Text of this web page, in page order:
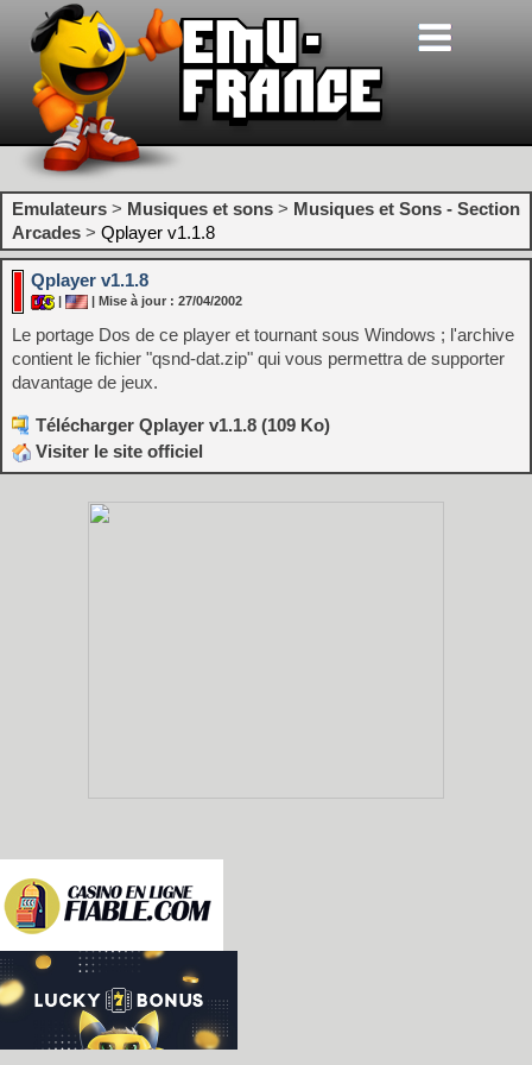
Emulateurs > Musiques et sons > Musiques et Sons - Section
Arcades > Qplayer v1.1.8
Qplayer v1.1.8
| | Mise à jour : 27/04/2002
Le portage Dos de ce player et tournant sous Windows ; l'archive
contient le fichier "qsnd-dat.zip" qui vous permettra de supporter
davantage de jeux.
Télécharger Qplayer v1.1.8 (109 Ko)
Visiter le site officiel